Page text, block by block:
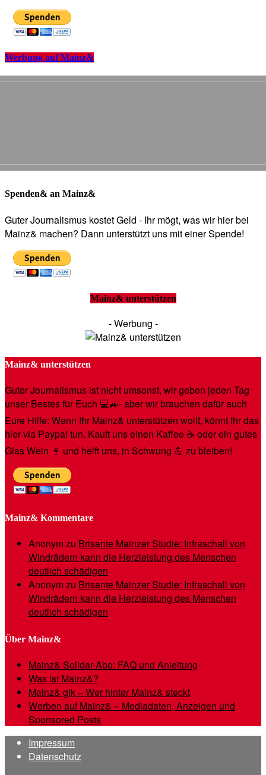
Werbung auf Mainz&
Spenden& an Mainz&
Guter Journalismus kostet Geld - Ihr mögt, was wir hier bei
Mainz& machen? Dann unterstützt uns mit einer Spende!
Mainz& unterstützen
- Werbung -
Mainz& unterstützen
Guter Journalismus ist nicht umsonst, wir geben jeden Tag
unser Bestes für Euch 💻🚙- aber wir brauchen dafür auch
Eure Hilfe: Wenn Ihr Mainz& unterstützen wollt, könnt Ihr das
hier via Paypal tun. Kauft uns einen Kaffee ☕️ oder ein gutes
Glas Wein 🍷 und helft uns, in Schwung 💪 zu bleiben!
Mainz& Kommentare
Anonymzu Brisante Mainzer Studie: Infraschall von
Windrädern kann die Herzleistung des Menschen
deutlich schädigen
Anonymzu Brisante Mainzer Studie: Infraschall von
Windrädern kann die Herzleistung des Menschen
deutlich schädigen
Über Mainz&
Mainz& Solidar-Abo: FAQ und Anleitung
Was ist Mainz&?
Mainz& gik – Wer hinter Mainz& steckt
Werben auf Mainz& – Mediadaten, Anzeigen und
Sponsored Posts
Impressum
Datenschutz